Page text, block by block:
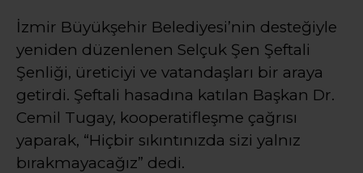
İzmir Büyükşehir Belediyesi’nin desteğiyle
yeniden düzenlenen Selçuk Şen Şeftali
Şenliği, üreticiyi ve vatandaşları bir araya
getirdi. Şeftali hasadına katılan Başkan Dr.
Cemil Tugay, kooperatifleşme çağrısı
yaparak, “Hiçbir sıkıntınızda sizi yalnız
bırakmayacağız” dedi.